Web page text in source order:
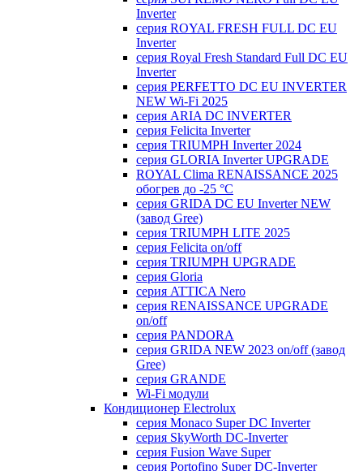
Inverter
серия ROYAL FRESH FULL DC EU
Inverter
серия Royal Fresh Standard Full DC EU
Inverter
серия PERFETTO DC EU INVERTER
NEW Wi-Fi 2025
серия ARIA DC INVERTER
серия Felicita Inverter
серия TRIUMPH Inverter 2024
серия GLORIA Inverter UPGRADE
ROYAL Clima RENAISSANCE 2025
обогрев до -25 °С
серия GRIDA DC EU Inverter NEW
(завод Gree)
серия TRIUMPH LITE 2025
серия Felicita on/off
серия TRIUMPH UPGRADE
серия Gloria
серия ATTICA Nero
серия RENAISSANCE UPGRADE
on/off
серия PANDORA
серия GRIDA NEW 2023 on/off (завод
Gree)
серия GRANDE
Wi-Fi модули
Кондиционер Electrolux
серия Monaco Super DC Inverter
серия SkyWorth DC-Inverter
серия Fusion Wave Super
серия Portofino Super DC-Inverter